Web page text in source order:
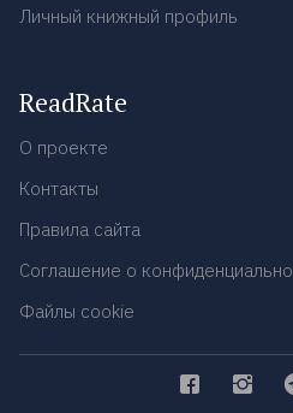
Личный книжный профиль
ReadRate
О проекте
Контакты
Правила сайта
Соглашение о
Файлы cookie